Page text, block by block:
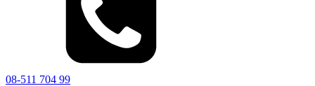
08-511 704 99